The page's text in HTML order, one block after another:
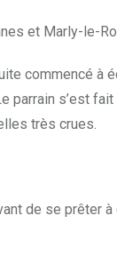
et Marly-le-
commencé à
parrain s’est
très crues.
de se prêter à